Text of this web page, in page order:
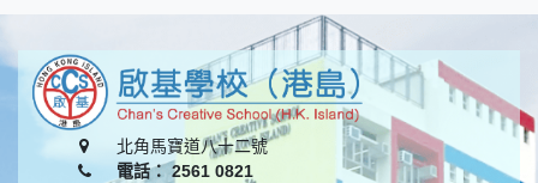
北角馬寶道八十二號
電話： 2561 0821